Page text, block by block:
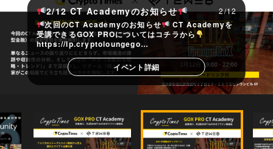
2/12 CT Academyのお知らせ 2/12
次回のCT Academyのお知らせ
CT Academyを
受講できるGOX PROについてはコチラから
https://lp.cryptoloungego…
イベント詳細